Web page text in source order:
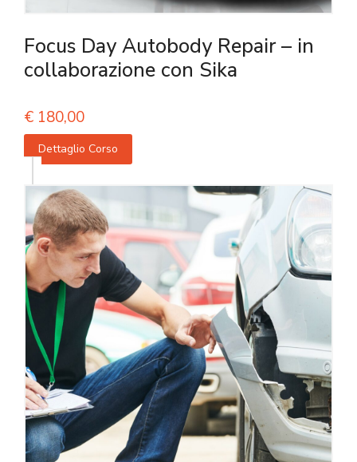
Focus Day Autobody Repair – in
collaborazione con Sika
€ 180,00
Dettaglio Corso